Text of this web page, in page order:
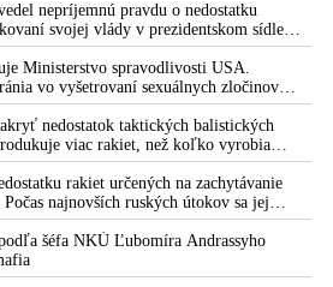
nepríjemnú pravdu o nedostatku
svojej vlády v prezidentskom sídle
preto musel odložiť plánované útoky na
údajne pohádal so šéfom Pentagónu, lebo
Ministerstvo spravodlivosti USA.
vo vyšetrovaní sexuálnych zločinov
Jeffreyho Epsteina. Ten mal nariadiť, aby
boli uškrtené počas drsného
v blízkosti jeho ranča v tomto americkom
nedostatok taktických balistických
viac rakiet, než koľko vyrobia
Patriot dohromady
rakiet určených na zachytávanie
najnovších ruských útokov sa jej
Volodymyr Zelenskyj sa v zúfalstve snaží
ich dodávky
šéfa NKÚ Ľubomíra Andrassyho